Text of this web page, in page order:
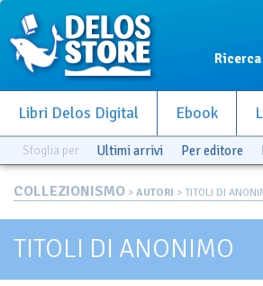
Ricerca
Libri Delos Digital Ebook
Sfoglia per Ultimi arrivi Per editore
COLLEZIONISMO > AUTORI > TITOLI DI
TITOLI DI ANONIMO